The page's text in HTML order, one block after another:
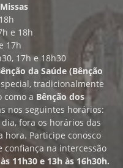
e 18h
17h
17h e 18h30
da Saúde (Bênção
tradicionalmente
como a Bênção dos
nos seguintes horários:
dia, fora os horários das
hora. Participe conosco
confiança na intercessão
11h30 e 13h às 16h30h.